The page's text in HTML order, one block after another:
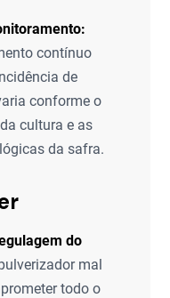
contínuo
de
conforme o
cultura e as
da safra.
do
mal
todo o